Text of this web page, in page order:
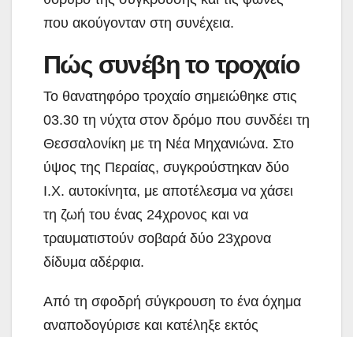
που ακούγονταν στη συνέχεια.
Πώς συνέβη το τροχαίο
Το θανατηφόρο τροχαίο σημειώθηκε στις
03.30 τη νύχτα στον δρόμο που συνδέει τη
Θεσσαλονίκη με τη Νέα Μηχανιώνα. Στο
ύψος της Περαίας, συγκρούστηκαν δύο
Ι.Χ. αυτοκίνητα, με αποτέλεσμα να χάσει
τη ζωή του ένας 24χρονος και να
τραυματιστούν σοβαρά δύο 23χρονα
δίδυμα αδέρφια.
Από τη σφοδρή σύγκρουση το ένα όχημα
αναποδογύρισε και κατέληξε εκτός